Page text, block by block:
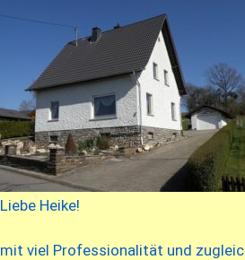
Liebe Heike!
mit viel Professionalität und